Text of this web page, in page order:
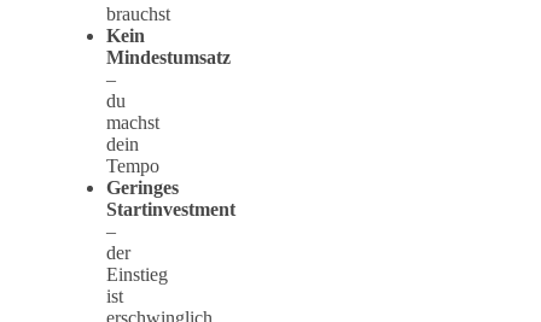
brauchst
Kein
Mindestumsatz
–
du
machst
dein
Tempo
Geringes
Startinvestment
–
der
Einstieg
ist